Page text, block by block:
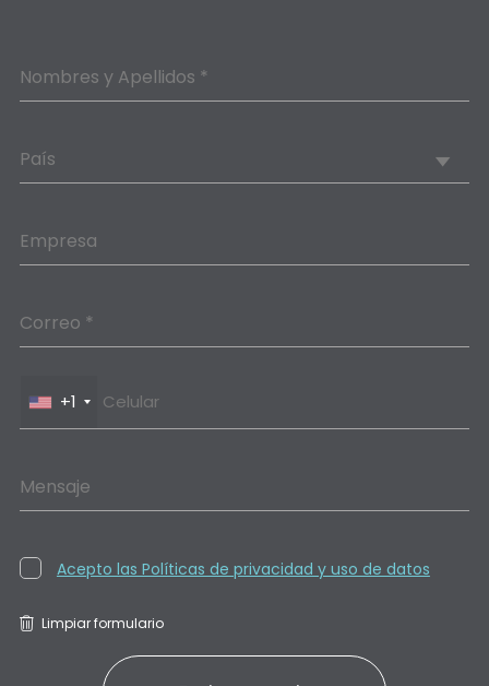
Nombres y Apellidos *
País
Empresa
Correo *
+1
Mensaje
Acepto las Políticas de privacidad y uso de datos
Limpiar formulario